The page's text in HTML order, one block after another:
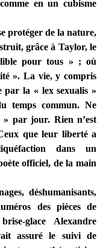
en un cubisme
de la nature,
grâce à Taylor, le
pour tous » ; où
». La vie, y compris
par la « lex sexualis »
temps commun. Ne
» par jour. Rien n’est
que leur liberté a
dans un
officiel, de la main
déshumanisants,
des pièces de
glace Alexandre
assuré le suivi de